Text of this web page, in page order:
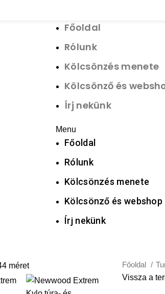
Főoldal
Rólunk
Kölcsönzés menete
Kölcsönző és
Írj nekünk
Menu
Főoldal
Rólunk
Kölcsönzés menete
Kölcsönző és webshop
Írj nekünk
Főoldal
Vissza a